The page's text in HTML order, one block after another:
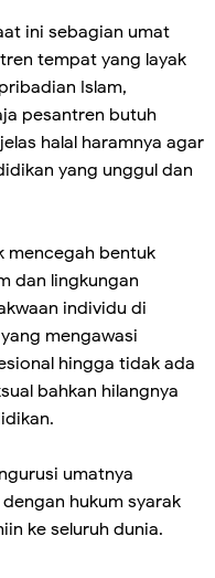
ini sebagian umat
tempat yang layak
Islam,
pesantren butuh
halal haramnya agar
yang unggul dan
mencegah bentuk
dan lingkungan
individu di
mengawasi
hingga tidak ada
bahkan hilangnya
umatnya
hukum syarak
ke seluruh dunia.